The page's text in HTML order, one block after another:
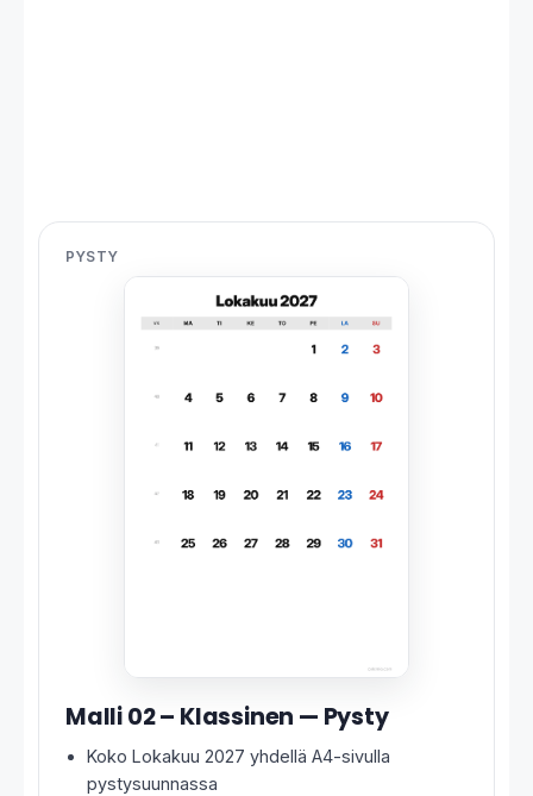
PYSTY
Malli 02 – Klassinen — Pysty
Koko Lokakuu 2027 yhdellä A4-sivulla
pystysuunnassa